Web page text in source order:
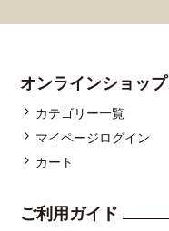
オンラインショップ
カテゴリー一覧
マイページログイン
カート
ご利用ガイド